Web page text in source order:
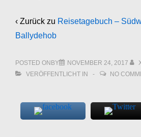
‹ Zurück zu Reisetagebuch –
Ballydehob
POSTED ONBY NOVEMBER 24, 2017
VERÖFFENTLICHT IN
NO